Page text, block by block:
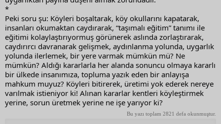
*
Peki soru şu: Köyleri boşaltarak, köy okullarını kapatarak,
insanları okumaktan caydırarak, “taşımalı eğitim” tanımı ile
eğitimi kolaylaştırıyormuş görünerek aslında zorlaştırarak,
caydırırcı davranarak gelişmek, aydınlanma yolunda, uygarlık
yolunda ilerlemek, bir yere varmak mümkün mü? Ne
mümkün? Aldığı kararlarla her alanda sonuncu olmaya kararlı
bir ülkede insanımıza, topluma yazık eden bir anlayışa
mahkum muyuz? Köyleri bitirerek, üretimi yok ederek nereye
varılmak istieniyor ki! Alınan kararlar kentleri köyleştirmek
yerine, sorun üretmek yerine ne işe yarıyor ki?
Bu yazı toplam 2821 defa okunmuştur.